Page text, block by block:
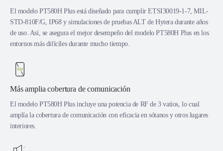
El modelo PT580H Plus está diseñado para cumplir ETSI30019-1-7, MIL-
STD-810F/G, IP68 y simulaciones de pruebas ALT de Hytera durante años
de uso. Así, se asegura el mejor desempeño del modelo PT580H Plus en los
entornos más difíciles durante mucho tiempo.
Más amplia cobertura de comunicación
El modelo PT580H Plus incluye una potencia de RF de 3 vatios, lo cual
amplía la cobertura de comunicación con eficacia en sótanos y otros lugares
interiores.